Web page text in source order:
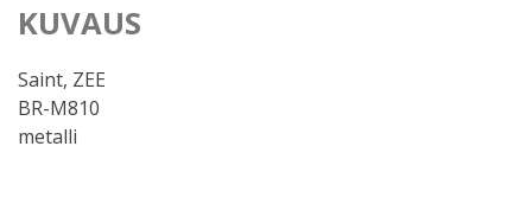
KUVAUS
Saint, ZEE
BR-M810
metalli